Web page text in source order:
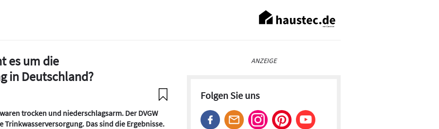
es um die
in Deutschland?
trocken und niederschlagsarm. Der DVGW
Das sind die Ergebnisse.
ANZEIGE
Folgen Sie uns